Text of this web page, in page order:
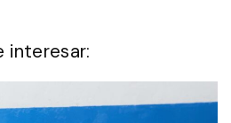
interesar: